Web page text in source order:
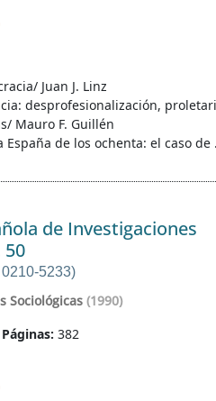
Juan J. Linz
desprofesionalización,
Mauro F. Guillén
España de los ochenta: el caso de
de Investigaciones
50
5233)
Sociológicas (1990)
Páginas: 382